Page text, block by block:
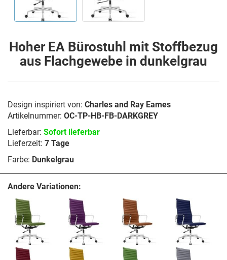
Hoher EA Bürostuhl mit Stoffbezug
aus Flachgewebe in dunkelgrau
Design inspiriert von: Charles and Ray Eames
Artikelnummer: OC-TP-HB-FB-DARKGREY
Lieferbar: Sofort lieferbar
Lieferzeit: 7 Tage
Farbe: Dunkelgrau
Andere Variationen: